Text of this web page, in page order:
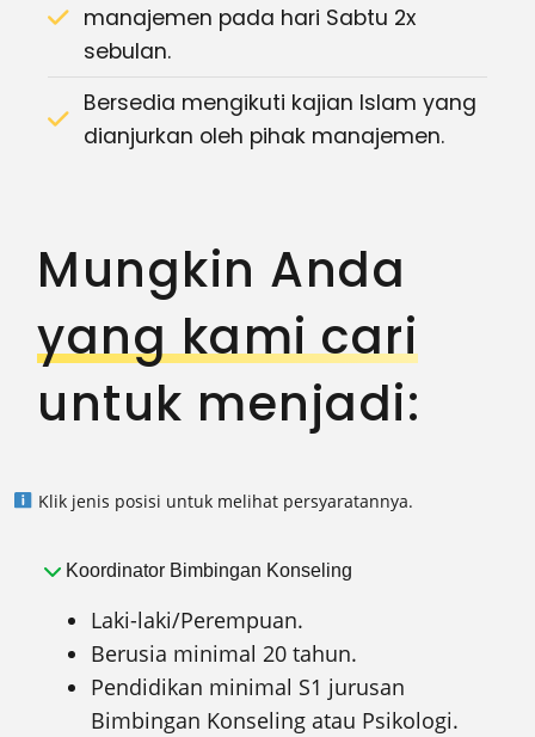
manajemen pada hari Sabtu 2x
sebulan.
Bersedia mengikuti kajian Islam yang
dianjurkan oleh pihak manajemen.
Mungkin Anda
yang kami cari
untuk menjadi:
Klik jenis posisi untuk melihat persyaratannya.
Koordinator Bimbingan Konseling
Laki-laki/Perempuan.
Berusia minimal 20 tahun.
Pendidikan minimal S1 jurusan
Bimbingan Konseling atau Psikologi.